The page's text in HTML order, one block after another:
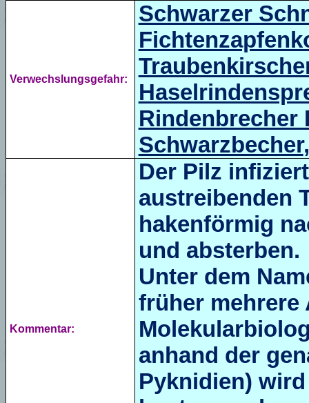
Verwechslungsgefahr:
Schwarzer
Rindenbrecher
Schwarzbecher
Kommentar:
Der Pilz
austreibenden
hakenförmig
und absterben.
Unter dem
früher mehrere
anhand der
Pyknidien)